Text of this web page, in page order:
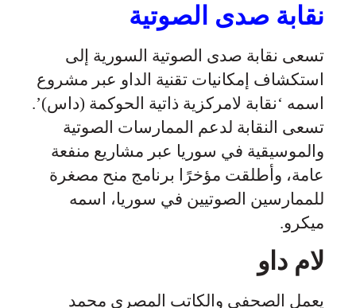
نقابة صدى الصوتية
تسعى نقابة صدى الصوتية السورية إلى
استكشاف إمكانيات تقنية الداو عبر مشروع
اسمه ‘نقابة لامركزية ذاتية الحوكمة (داس)’.
تسعى النقابة لدعم الممارسات الصوتية
والموسيقية في سوريا عبر مشاريع منفعة
عامة، وأطلقت مؤخرًا برنامج منح مصغرة
للممارسين الصوتيين في سوريا، اسمه
ميكرو.
لام داو
يعمل الصحفي والكاتب المصري محمد